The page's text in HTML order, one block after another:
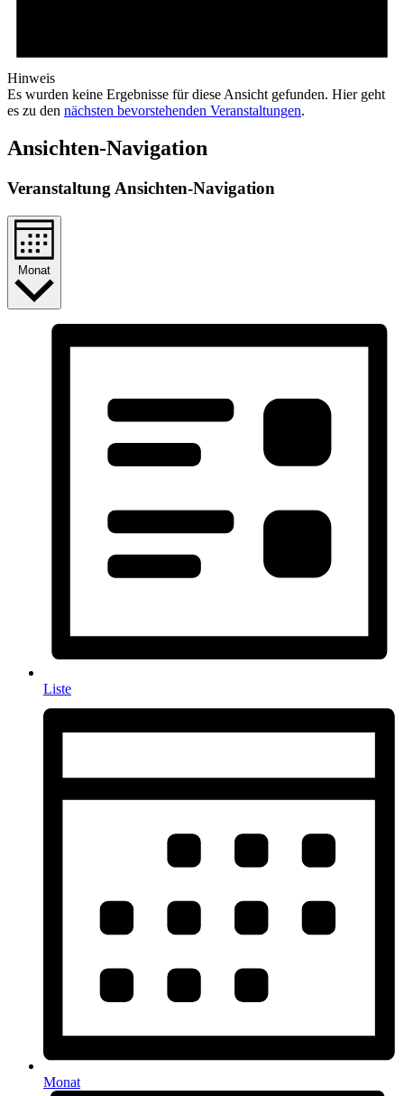
Hinweis
Es wurden keine Ergebnisse für diese Ansicht gefunden. Hier geht
es zu den nächsten bevorstehenden Veranstaltungen.
Ansichten-Navigation
Veranstaltung Ansichten-Navigation
Monat
Liste
Monat